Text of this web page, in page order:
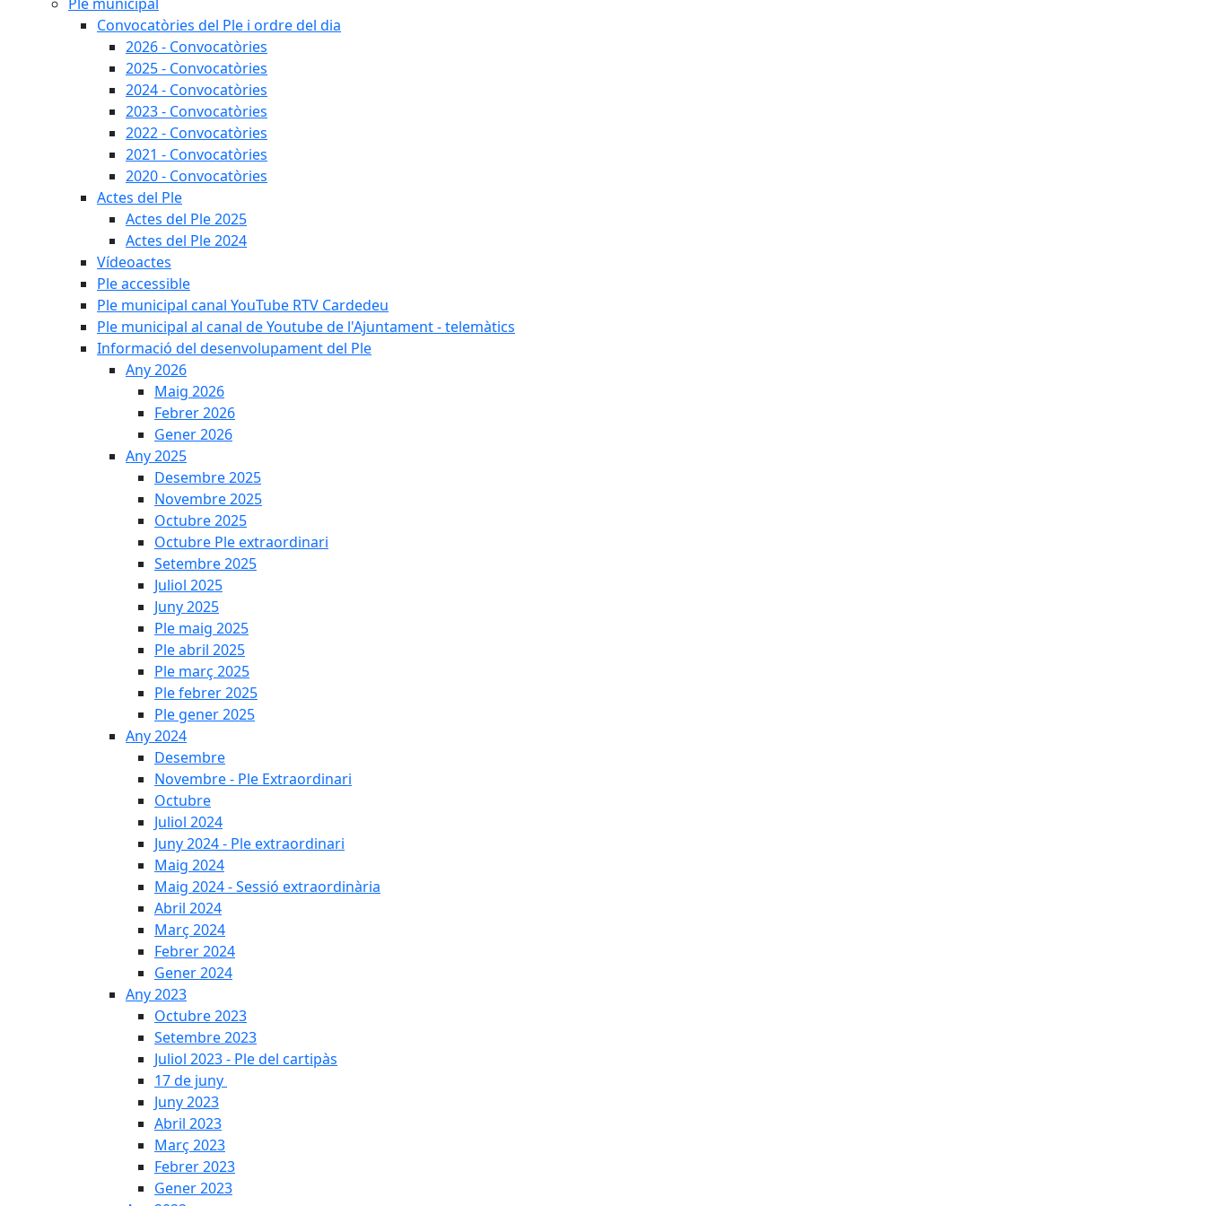
Convocatòries del Ple i ordre del dia
2026 - Convocatòries
2025 - Convocatòries
2024 - Convocatòries
2023 - Convocatòries
2022 - Convocatòries
2021 - Convocatòries
2020 - Convocatòries
Actes del Ple
Actes del Ple 2025
Actes del Ple 2024
Vídeoactes
Ple accessible
Ple municipal canal YouTube RTV Cardedeu
Ple municipal al canal de Youtube de l'Ajuntament - telemàtics
Informació del desenvolupament del Ple
Any 2026
Maig 2026
Febrer 2026
Gener 2026
Any 2025
Desembre 2025
Novembre 2025
Octubre 2025
Octubre Ple extraordinari
Setembre 2025
Juliol 2025
Juny 2025
Ple maig 2025
Ple abril 2025
Ple març 2025
Ple febrer 2025
Ple gener 2025
Any 2024
Desembre
Novembre - Ple Extraordinari
Octubre
Juliol 2024
Juny 2024 - Ple extraordinari
Maig 2024
Maig 2024 - Sessió extraordinària
Abril 2024
Març 2024
Febrer 2024
Gener 2024
Any 2023
Octubre 2023
Setembre 2023
Juliol 2023 - Ple del cartipàs
17 de juny
Juny 2023
Abril 2023
Març 2023
Febrer 2023
Gener 2023